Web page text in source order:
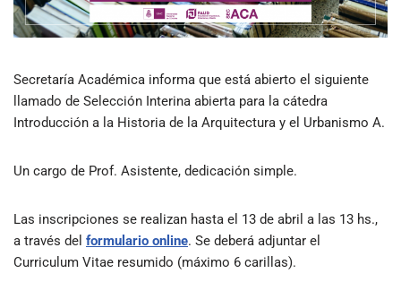
Secretaría Académica informa que está abierto el siguiente
llamado de Selección Interina abierta para la cátedra
Introducción a la Historia de la Arquitectura y el Urbanismo A.
Un cargo de Prof. Asistente, dedicación simple.
Las inscripciones se realizan hasta el 13 de abril a las 13 hs.,
a través del formulario online. Se deberá adjuntar el
Curriculum Vitae resumido (máximo 6 carillas).